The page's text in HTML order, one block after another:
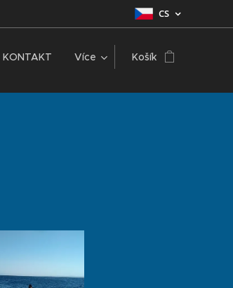
CS
KONTAKT Více Košík